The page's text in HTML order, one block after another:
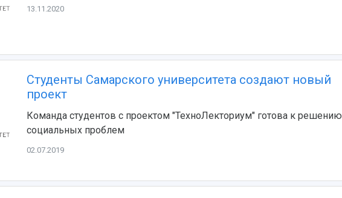
13.11.2020
Студенты Самарского университета создают новый
проект
Команда студентов с проектом "ТехноЛекториум" готова к решению
социальных проблем
02.07.2019